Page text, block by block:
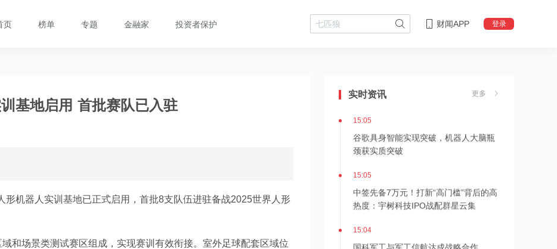
页 榜单 专题 金融家 投资者保护 财闻APP 登录
基地启用 首批赛队已入驻
机器人实训基地已正式启用，首批8支队伍进驻备战2025世界人形
和场景类测试赛区组成，实现赛训有效衔接。室外足球配套区域位
实时资讯 更多
IDC数据中心运维服务？特发服务回应
15:05
谷歌具身智能实现突破，机器人大脑瓶
颈获实质突破
15:05
中签先备7万元！打新“高门槛”背后的高
热度：宇树科技IPO战配群星云集
15:04
国科军工与军工信航达成战略合作